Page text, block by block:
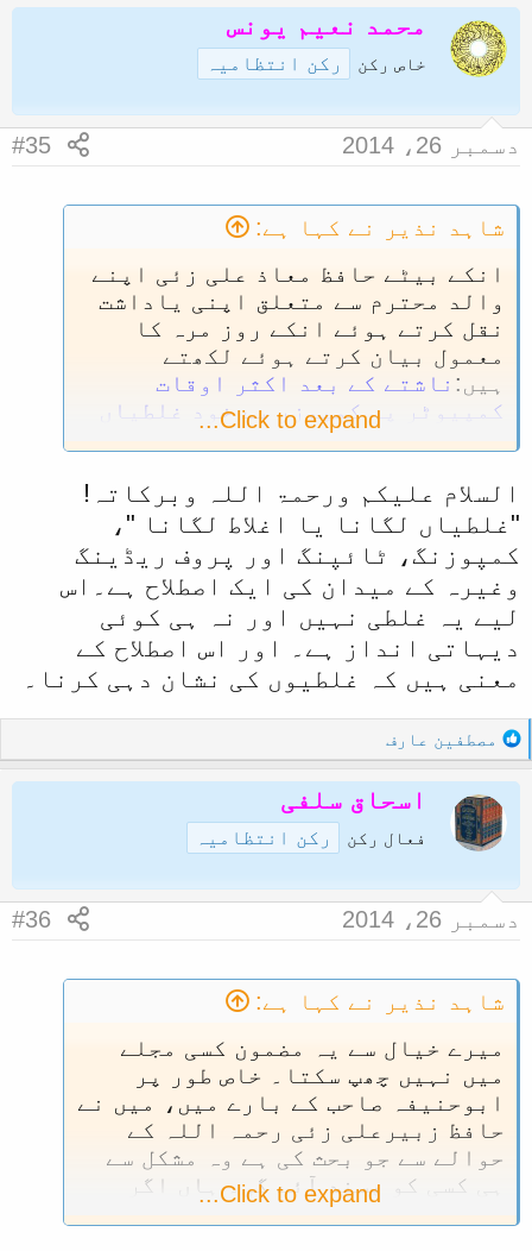
a
c
t
o
محمد نعیم یونس
خاص رکن رکن انتظامیہ
دسمبر 26، 2014 #35
شاہد نذیر نے کہا ہے:
انکے بیٹے حافظ معاذ علی زئی اپنے
والد محترم سے متعلق اپنی یاداشت
نقل کرتے ہوئے انکے روز مرہ کا
معمول بیان کرتے ہوئے لکھتے
ہیں: ناشتے کے بعد اکثر اوقات
کمپیوٹر پر کمپوزر سے خود غلطیاں
(ماہنامہ اشاعۃ
تنبیہ:اگر یہ عبارت طباعت و کتابت
کی غلطی نہیں تو خالص دیہاتی انداز
میں لکھا ہوا جملہ ہے جس کے معنی
ہیں’’کمپوزر سے خود غلطیاں درست
کرواتے تھے‘‘ واللہ اعلم
Click to expand...
السلام علیکم ورحمۃ اللہ وبرکاتہ!
"غلطیاں لگانا یا اغلاط لگانا "،
کمپوزنگ، ٹائپنگ اور پروف ریڈینگ
وغیرہ کے میدان کی ایک اصطلاح ہے۔اس
لیے یہ غلطی نہیں اور نہ ہی کوئی
دیہاتی انداز ہے۔ اور اس اصطلاح کے
معنی ہیں کہ غلطیوں کی نشان دہی کرنا۔
R
e
a
c
t
o
مصطفین عارف
اسحاق سلفی
فعال رکن رکن انتظامیہ
دسمبر 26، 2014 #36
شاہد نذیر نے کہا ہے:
میرے خیال سے یہ مضمون کسی مجلے
میں نہیں چھپ سکتا۔ خاص طور پر
ابوحنیفہ صاحب کے بارے میں، میں نے
حافظ زبیرعلی زئی رحمہ اللہ کے
حوالے سے جو بحث کی ہے وہ مشکل سے
ہی کسی کو پسند آئے گی۔ ہاں اگر
رفیق طاہر بھائی ہوتے تو ان کے
Click to expand...